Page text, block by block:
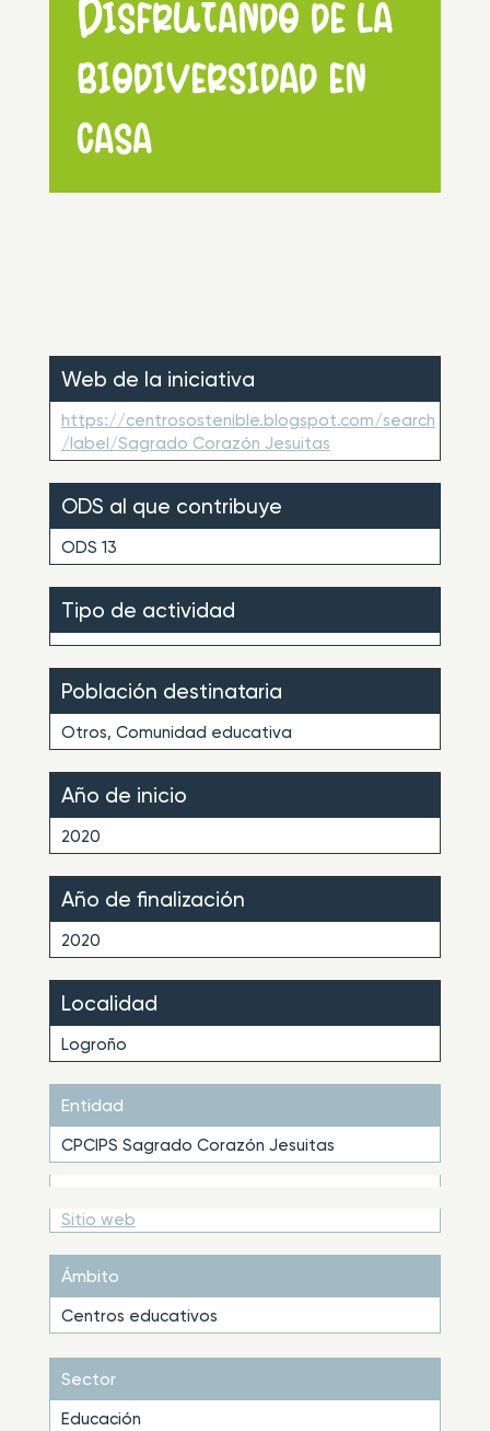
Disfrutando de la
biodiversidad en
casa
Web de la iniciativa
https://centrosostenible.blogspot.com/search
/label/Sagrado Corazón Jesuitas
ODS al que contribuye
ODS 13
Tipo de actividad
Población destinataria
Otros, Comunidad educativa
Año de inicio
2020
Año de finalización
2020
Localidad
Logroño
Entidad
CPCIPS Sagrado Corazón Jesuitas
Sitio web
Ámbito
Centros educativos
Sector
Educación